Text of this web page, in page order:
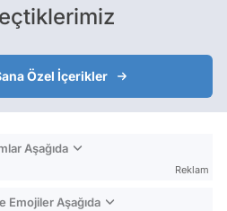
Özel İçerikler
Aşağıda
Reklam
Emojiler Aşağıda